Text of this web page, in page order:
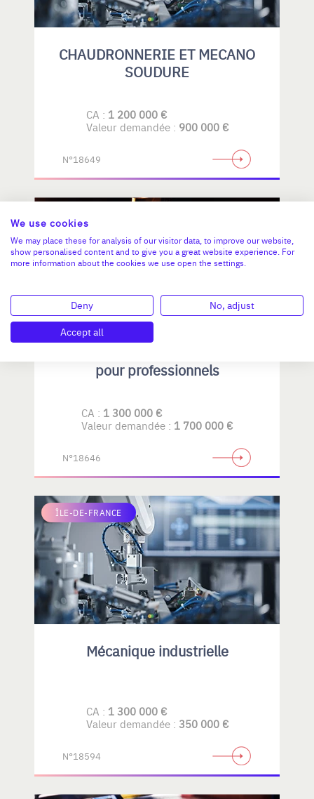
CHAUDRONNERIE ET MECANO
SOUDURE
CA : 1 200 000 €
Valeur demandée : 900 000 €
N°18649
pour professionnels
CA : 1 300 000 €
Valeur demandée : 1 700 000 €
N°18646
ÎLE-DE-FRANCE
Mécanique industrielle
CA : 1 300 000 €
Valeur demandée : 350 000 €
N°18594
We use cookies
We may place these for analysis of our visitor data, to improve our website,
show personalised content and to give you a great website experience. For
more information about the cookies we use open the settings.
Deny
No, adjust
Accept all